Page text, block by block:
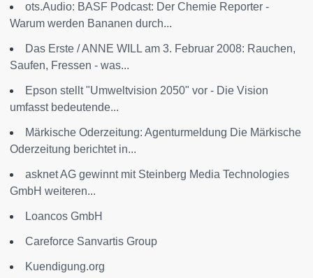
ots.Audio: BASF Podcast: Der Chemie Reporter -
Warum werden Bananen durch...
Das Erste / ANNE WILL am 3. Februar 2008: Rauchen,
Saufen, Fressen - was...
Epson stellt "Umweltvision 2050" vor - Die Vision
umfasst bedeutende...
Märkische Oderzeitung: Agenturmeldung Die Märkische
Oderzeitung berichtet in...
asknet AG gewinnt mit Steinberg Media Technologies
GmbH weiteren...
Loancos GmbH
Careforce Sanvartis Group
Kuendigung.org